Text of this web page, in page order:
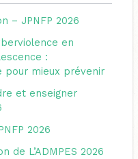
– JPNFP 2026
en
:
mieux prévenir
et enseigner
2026
de L’ADMPES 2026